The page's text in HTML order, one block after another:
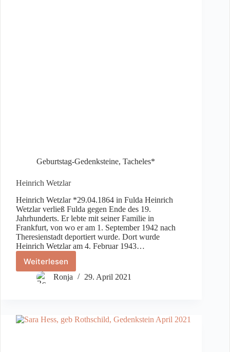
Geburtstag-Gedenksteine, Tacheles*
Heinrich Wetzlar
Heinrich Wetzlar *29.04.1864 in Fulda Heinrich
Wetzlar verließ Fulda gegen Ende des 19.
Jahrhunderts. Er lebte mit seiner Familie in
Frankfurt, von wo er am 1. September 1942 nach
Theresienstadt deportiert wurde. Dort wurde
Heinrich Wetzlar am 4. Februar 1943…
Weiterlesen
Heinrich
Wetzlar
Ronja 29. April 2021